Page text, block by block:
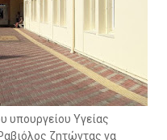
υπουργείου Υγείας
ζητώντας να